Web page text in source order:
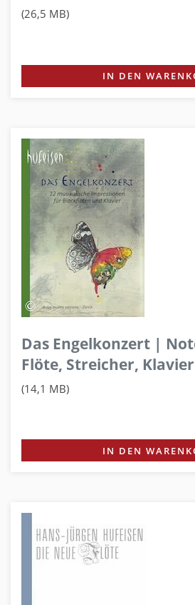
(26,5 MB)
IN DEN
Das Engelkonzert |
Flöte, Streicher, Klavier
(14,1 MB)
IN DEN